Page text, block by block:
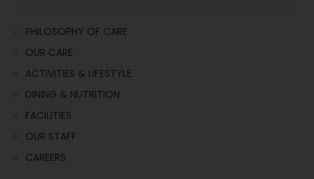
PHILOSOPHY OF CARE
OUR CARE
ACTIVITIES & LIFESTYLE
DINING & NUTRITION
FACILITIES
OUR STAFF
CAREERS